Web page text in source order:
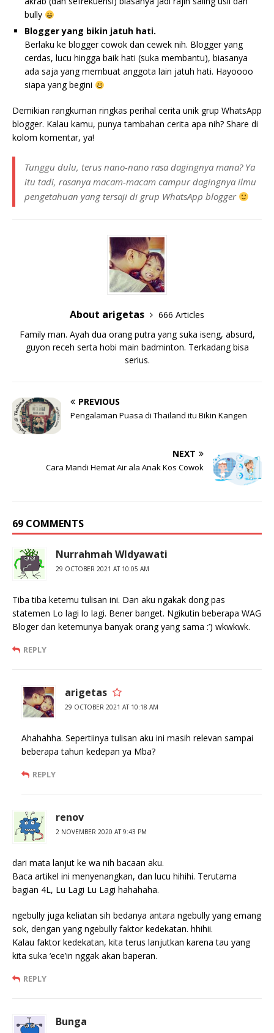
bully
Blogger yang bikin jatuh hati.
Berlaku ke blogger cowok dan cewek nih. Blogger yang
cerdas, lucu hingga baik hati (suka membantu), biasanya
ada saja yang membuat anggota lain jatuh hati. Hayoooo
siapa yang begini
Demikian rangkuman ringkas perihal cerita unik grup WhatsApp
blogger. Kalau kamu, punya tambahan cerita apa nih? Share di
kolom komentar, ya!
Tunggu dulu, terus nano-nano rasa dagingnya mana? Ya
itu tadi, rasanya macam-macam campur dagingnya ilmu
pengetahuan yang tersaji di grup WhatsApp blogger
About arigetas
666 Articles
Family man. Ayah dua orang putra yang suka iseng, absurd,
guyon receh serta hobi main badminton. Terkadang bisa
serius.
PREVIOUS
Pengalaman Puasa di Thailand itu Bikin Kangen
NEXT
Cara Mandi Hemat Air ala Anak Kos Cowok
69 COMMENTS
Nurrahmah WIdyawati
29 OCTOBER 2021 AT 10:05 AM
Tiba tiba ketemu tulisan ini. Dan aku ngakak dong pas
statemen Lo lagi lo lagi. Bener banget. Ngikutin beberapa WAG
Bloger dan ketemunya banyak orang yang sama :’) wkwkwk.
REPLY
arigetas
29 OCTOBER 2021 AT 10:18 AM
Ahahahha. Sepertiinya tulisan aku ini masih relevan sampai
beberapa tahun kedepan ya Mba?
REPLY
renov
2 NOVEMBER 2020 AT 9:43 PM
dari mata lanjut ke wa nih bacaan aku.
Baca artikel ini menyenangkan, dan lucu hihihi. Terutama
bagian 4L, Lu Lagi Lu Lagi hahahaha.
ngebully juga keliatan sih bedanya antara ngebully yang emang
sok, dengan yang ngebully faktor kedekatan. hhihii.
Kalau faktor kedekatan, kita terus lanjutkan karena tau yang
kita suka ‘ece’in nggak akan baperan.
REPLY
Bunga